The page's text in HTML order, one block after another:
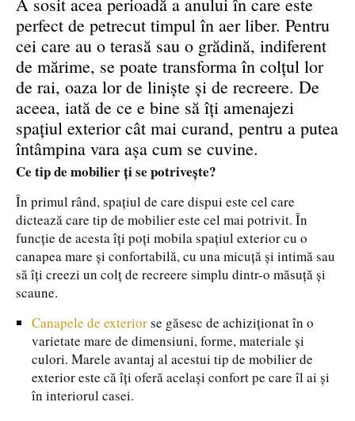
perfect de petrecut timpul în aer liber. Pentru
cei care au o terasă sau o grădină, indiferent
de mărime, se poate transforma în colțul lor
de rai, oaza lor de liniște și de recreere. De
aceea, iată de ce e bine să îți amenajezi
spațiul exterior cât mai curand, pentru a putea
întâmpina vara așa cum se cuvine.
Ce tip de mobilier ți se potrivește?
În primul rând, spațiul de care dispui este cel care
dictează care tip de mobilier este cel mai potrivit. În
funcție de acesta îți poți mobila spațiul exterior cu o
canapea mare și confortabilă, cu una micuță și intimă sau
să îți creezi un colț de recreere simplu dintr-o măsuță și
scaune.
Canapele de exteriorse găsesc de achiziționat în o
varietate mare de dimensiuni, forme, materiale și
culori. Marele avantaj al acestui tip de mobilier de
exterior este că îți oferă același confort pe care îl ai și
în interiorul casei.